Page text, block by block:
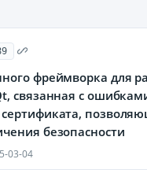
фреймворка для
связанная с
безопасности
03-04